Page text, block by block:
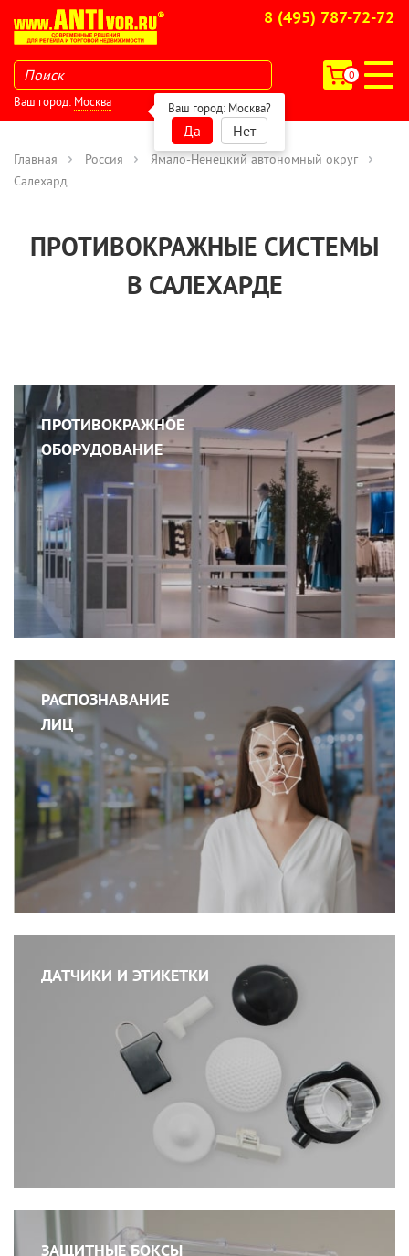
8 (495) 787-72-72
0
Ваш город: Москва Ваш город: Москва?
Да Нет
Главная Россия
Ямало-Ненецкий автономный округ
Салехард
ПРОТИВОКРАЖНЫЕ СИСТЕМЫ
В САЛЕХАРДЕ
ПРОТИВОКРАЖНОЕ
ОБОРУДОВАНИЕ
РАСПОЗНАВАНИЕ
ЛИЦ
ДАТЧИКИ И ЭТИКЕТКИ
ЗАЩИТНЫЕ БОКСЫ